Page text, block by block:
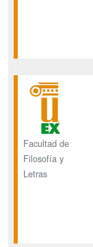
Facultad de
Filosofía y
Letras